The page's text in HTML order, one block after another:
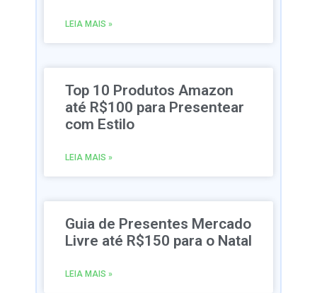
LEIA MAIS »
Top 10 Produtos Amazon
até R$100 para Presentear
com Estilo
LEIA MAIS »
Guia de Presentes Mercado
Livre até R$150 para o Natal
LEIA MAIS »